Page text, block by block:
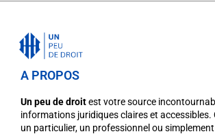
A PROPOS
Un peu de droitest votre source
informations juridiques claires et accessibles.
un particulier, un professionnel ou simplement